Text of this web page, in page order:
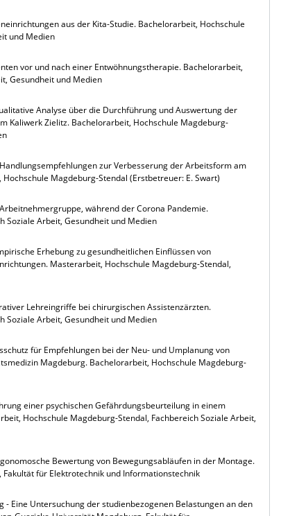
aus der Kita-Studie. Bachelorarbeit, Hochschule
und Medien
vor und nach einer Entwöhnungstherapie. Bachelorarbeit,
Gesundheit und Medien
Analyse über die Durchführung und Auswertung der
Kaliwerk Zielitz. Bachelorarbeit, Hochschule Magdeburg-
zur Verbesserung der Arbeitsform am
Magdeburg-Stendal (Erstbetreuer: E. Swart)
während der Corona Pandemie.
Soziale Arbeit, Gesundheit und Medien
Erhebung zu gesundheitlichen Einflüssen von
Masterarbeit, Hochschule Magdeburg-Stendal,
Lehreingriffe bei chirurgischen Assistenzärzten.
Soziale Arbeit, Gesundheit und Medien
für Empfehlungen bei der Neu- und Umplanung von
Magdeburg. Bachelorarbeit, Hochschule Magdeburg-
einer psychischen Gefährdungsbeurteilung in einem
Hochschule Magdeburg-Stendal, Fachbereich Soziale Arbeit,
Bewertung von Bewegungsabläufen in der Montage.
für Elektrotechnik und Informationstechnik
Eine Untersuchung der studienbezogenen Belastungen an den